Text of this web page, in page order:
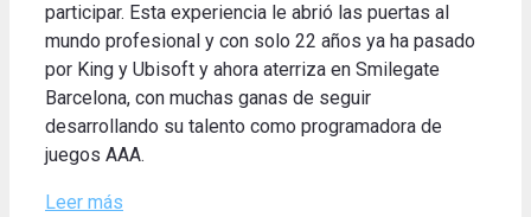
participar. Esta experiencia le abrió las puertas al
mundo profesional y con solo 22 años ya ha pasado
por King y Ubisoft y ahora aterriza en Smilegate
Barcelona, con muchas ganas de seguir
desarrollando su talento como programadora de
juegos AAA.
Leer más